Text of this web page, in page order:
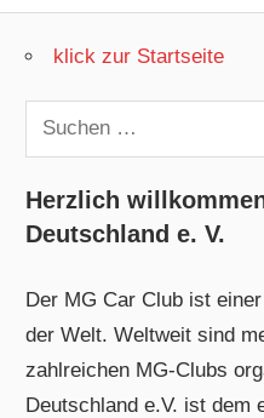
klick zur Startseite
Suchen
nach:
Herzlich
Deutschland e. V.
Der MG Car Club ist
der Welt. Weltweit sind
zahlreichen MG-Clubs
Deutschland e.V. ist dem